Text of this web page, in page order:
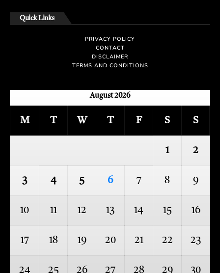
Quick Links
PRIVACY POLICY
CONTACT
DISCLAIMER
TERMS AND CONDITIONS
August 2026
M T W T F S S
1 2
3 4 5 6 7 8 9
10 11 12 13 14 15 16
17 18 19 20 21 22 23
24 25 26 27 28 29 30